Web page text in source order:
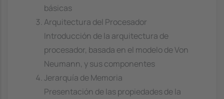
básicas
Arquitectura del Procesador
Introducción de la arquitectura de
procesador, basada en el modelo de Von
Neumann, y sus componentes
Jerarquía de Memoria
Presentación de las propiedades de la